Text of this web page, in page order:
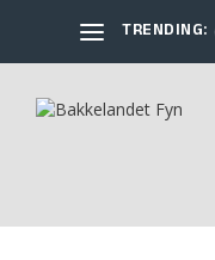
TRENDING: